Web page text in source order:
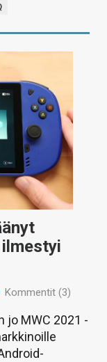
Kommentit (3)
jo MWC 2021 -